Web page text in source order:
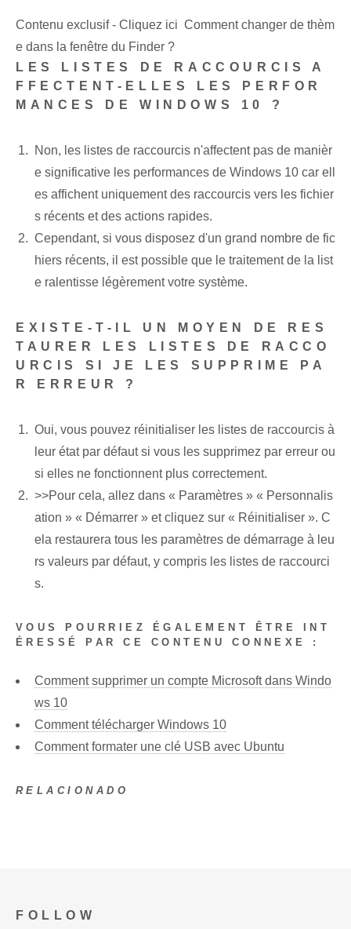
Contenu exclusif - Cliquez ici Comment changer de thèm
e dans la fenêtre du Finder ?
LES LISTES DE RACCOURCIS A
FFECTENT-ELLES LES PERFOR
MANCES DE WINDOWS 10 ?
Non, les listes de raccourcis n'affectent pas de manièr
e significative les performances de Windows 10 car ell
es affichent uniquement des raccourcis vers les fichier
s récents et des actions rapides.
Cependant, si vous disposez d'un grand nombre de fic
hiers récents, il est possible que le traitement de la list
e ralentisse légèrement votre système.
EXISTE-T-IL UN MOYEN DE RES
TAURER LES LISTES DE RACCO
URCIS SI JE LES SUPPRIME PA
R ERREUR ?
Oui, vous pouvez réinitialiser les listes de raccourcis à
leur état par défaut si vous les supprimez par erreur ou
si elles ne fonctionnent plus correctement.
>>Pour cela, allez dans « Paramètres » « Personnalis
ation » « Démarrer » et cliquez sur « Réinitialiser ». C
ela restaurera tous les paramètres de démarrage à leu
rs valeurs par défaut, y compris les listes de raccourci
s.
VOUS POURRIEZ ÉGALEMENT ÊTRE INT
ÉRESSÉ PAR CE CONTENU CONNEXE :
Comment supprimer un compte Microsoft dans Windo
ws 10
Comment télécharger Windows 10
Comment formater une clé USB avec Ubuntu
RELACIONADO
FOLLOW